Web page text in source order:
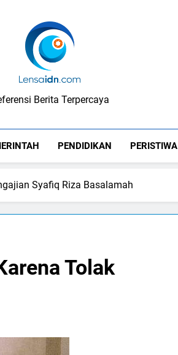
Berita Terpercaya
PENDIDIKAN PERISTIWA
Syafiq Riza Basalamah
Tolak